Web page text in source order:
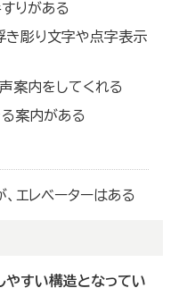
りがある
き彫り文字や点字表示
案内をしてくれる
案内がある
エレベーターはある
すい構造となってい